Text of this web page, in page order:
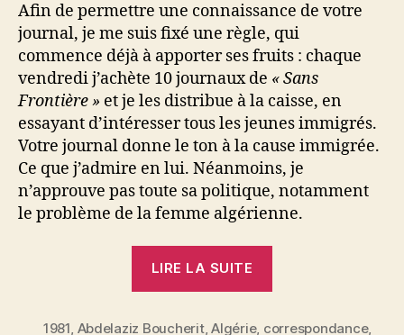
Afin de permettre une connaissance de votre
journal, je me suis fixé une règle, qui
commence déjà à apporter ses fruits : chaque
vendredi j’achète 10 journaux de « Sans
Frontière » et je les distribue à la caisse, en
essayant d’intéresser tous les jeunes immigrés.
Votre journal donne le ton à la cause immigrée.
Ce que j’admire en lui. Néanmoins, je
n’approuve pas toute sa politique, notamment
le problème de la femme algérienne.
LIRE LA SUITE
le
1981 Abdelaziz Boucherit,Algérie, correspondance,